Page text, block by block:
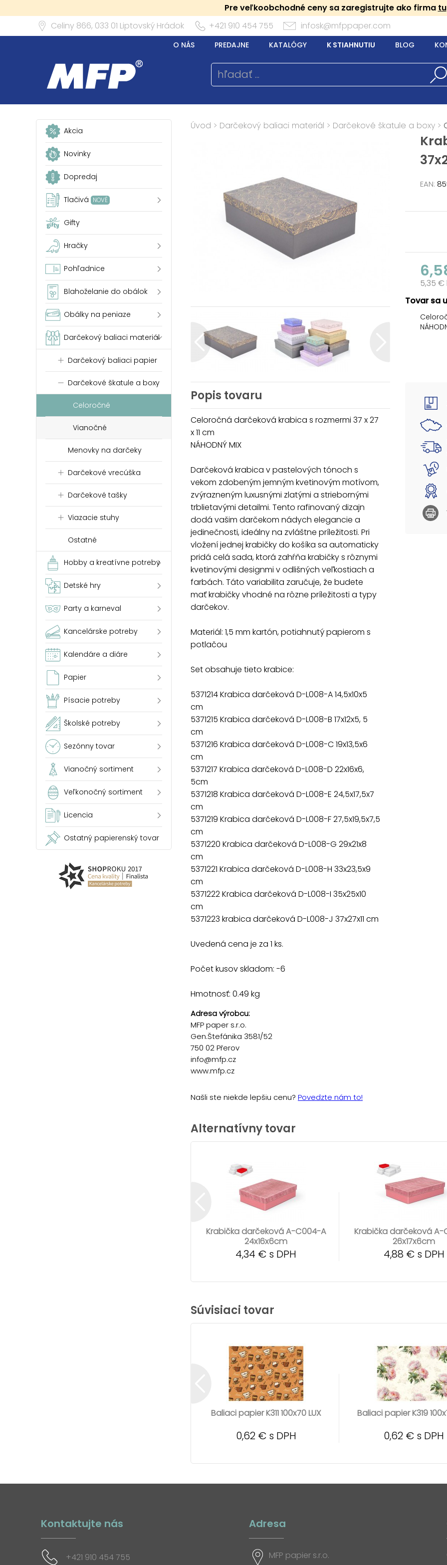
Pre veľkoobchodné ceny sa zaregistrujte ako firma tu
Celiny 866, 033 01 Liptovský Hrádok +421 910 454 755 infosk@mfppaper.com
O NÁS PREDAJNE KATALÓGY K STIAHNUTIU BLOG
Akcia
Novinky
Dopredaj
Tlačivá NOVÉ
Gifty
Hračky
Pohľadnice
Blahoželanie do obálok
Obálky na peniaze
Darčekový baliaci materiál
Darčekový baliaci papier
Darčekové škatule a boxy
Celoročné
Vianočné
Menovky na darčeky
Darčekové vrecúška
Darčekové tašky
Viazacie stuhy
Ostatné
Hobby a kreatívne potreby
Detské hry
Party a karneval
Kancelárske potreby
Kalendáre a diáre
Papier
Písacie potreby
Školské potreby
Sezónny tovar
Vianočný sortiment
Veľkonočný sortiment
Licencia
Ostatný papierenský tovar
Úvod > Darčekový baliaci materiál > Darčekové škatule a boxy >
EAN:
5,35 €
Tovar sa
Pri
pridá
Set
Popis tovaru
Celoročná darčeková krabica s rozmermi 37 x 27
x 11 cm
NÁHODNÝ MIX
Darčeková krabica v pastelových tónoch s
vekom zdobeným jemným kvetinovým motívom,
zvýrazneným luxusnými zlatými a striebornými
trblietavými detailmi. Tento rafinovaný dizajn
dodá vašim darčekom nádych elegancie a
jedinečnosti, ideálny na zvláštne príležitosti. Pri
vložení jednej krabičky do košíka sa automaticky
pridá celá sada, ktorá zahŕňa krabičky s rôznymi
kvetinovými designmi v odlišných veľkostiach a
farbách. Táto variabilita zaručuje, že budete
mať krabičky vhodné na rôzne príležitosti a typy
darčekov.
Materiál: 1,5 mm kartón, potiahnutý papierom s
potlačou
Set obsahuje tieto krabice:
5371214 Krabica darčeková D-L008-A 14,5x10x5
cm
5371215 Krabica darčeková D-L008-B 17x12x5, 5
cm
5371216 Krabica darčeková D-L008-C 19x13,5x6
cm
5371217 Krabica darčeková D-L008-D 22x16x6,
5cm
5371218 Krabica darčeková D-L008-E 24,5x17,5x7
cm
5371219 Krabica darčeková D-L008-F 27,5x19,5x7,5
cm
5371220 Krabica darčeková D-L008-G 29x21x8
cm
5371221 Krabica darčeková D-L008-H 33x23,5x9
cm
5371222 Krabica darčeková D-L008-I 35x25x10
cm
5371223 krabica darčeková D-L008-J 37x27x11 cm
Uvedená cena je za 1 ks.
Počet kusov skladom: -6
Hmotnosť: 0.49 kg
Adresa výrobcu:
MFP paper s.r.o.
Gen.Štefánika 3581/52
750 02 Přerov
info@mfp.cz
www.mfp.cz
Našli ste niekde lepšiu cenu? Povedzte nám to!
Alternatívny tovar
Krabička darčeková A-C004-A
24x16x6cm
4,34 € s DPH
Krabička darčeková A-
26x17x6cm
4,88 € s DPH
Súvisiaci tovar
Baliaci papier K311 100x70 LUX
0,62 € s DPH
Baliaci papier K319
0,62 € s DPH
Kontaktujte nás
+421 910 454 755
Adresa
MFP papier s.r.o.